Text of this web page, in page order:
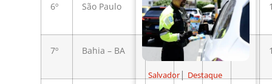
6º São Paulo 51 31 15 6
7º Bahia – BA 46 30
Salvador | Destaque